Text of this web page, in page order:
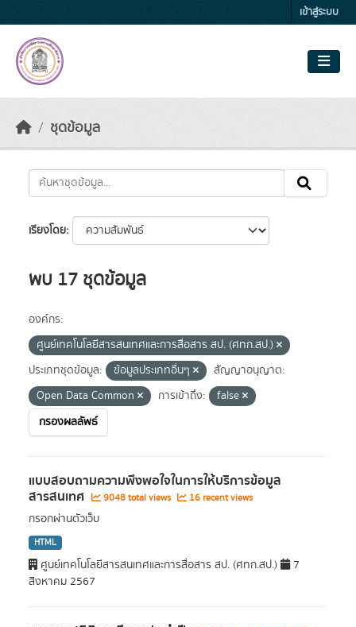
เข้าสู่ระบบ
ชุดข้อมูล
เรียงโดย
พบ 17 ชุดข้อมูล
องค์กร:
ศูนย์เทคโนโลยีสารสนเทศและการสื่อสาร สป. (ศทก.สป.)
ประเภทชุดข้อมูล:
ข้อมูลประเภทอื่นๆ
สัญญาอนุญาต:
Open Data Common
การเข้าถึง:
false
กรองผลลัพธ์
แบบสอบถามความพึงพอใจในการให้บริการข้อมูล
สารสนเทศ 9048 total views 16 recent views
กรอกผ่านตัวเว็บ
HTML
ศูนย์เทคโนโลยีสารสนเทศและการสื่อสาร สป. (ศทก.สป.)
7
สิงหาคม 2567